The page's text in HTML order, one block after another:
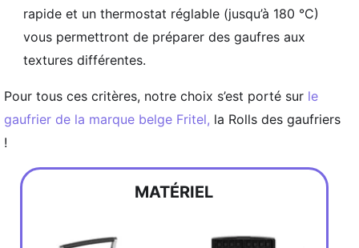
rapide et un thermostat réglable (jusqu’à 180 °C)
vous permettront de préparer des gaufres aux
textures différentes.
Pour tous ces critères, notre choix s’est porté sur le
gaufrier de la marque belge Fritel, la Rolls des gaufriers
!
MATÉRIEL